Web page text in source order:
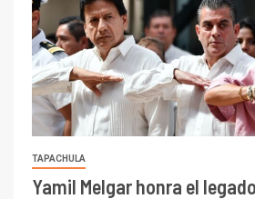
TAPACHULA
Yamil Melgar honra el